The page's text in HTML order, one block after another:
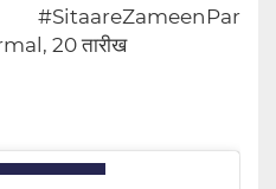
20 तारीख